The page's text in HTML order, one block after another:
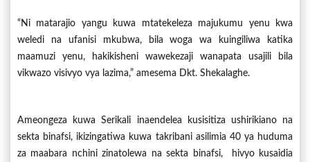
“Ni matarajio yangu kuwa mtatekeleza majukumu yenu kwa
weledi na ufanisi mkubwa, bila woga wa kuingiliwa katika
maamuzi yenu, hakikisheni wawekezaji wanapata usajili bila
vikwazo visivyo vya lazima,” amesema Dkt. Shekalaghe.
Ameongeza kuwa Serikali inaendelea kusisitiza ushirikiano na
sekta binafsi, ikizingatiwa kuwa takribani asilimia 40 ya huduma
za maabara nchini zinatolewa na sekta binafsi, hivyo kusaidia